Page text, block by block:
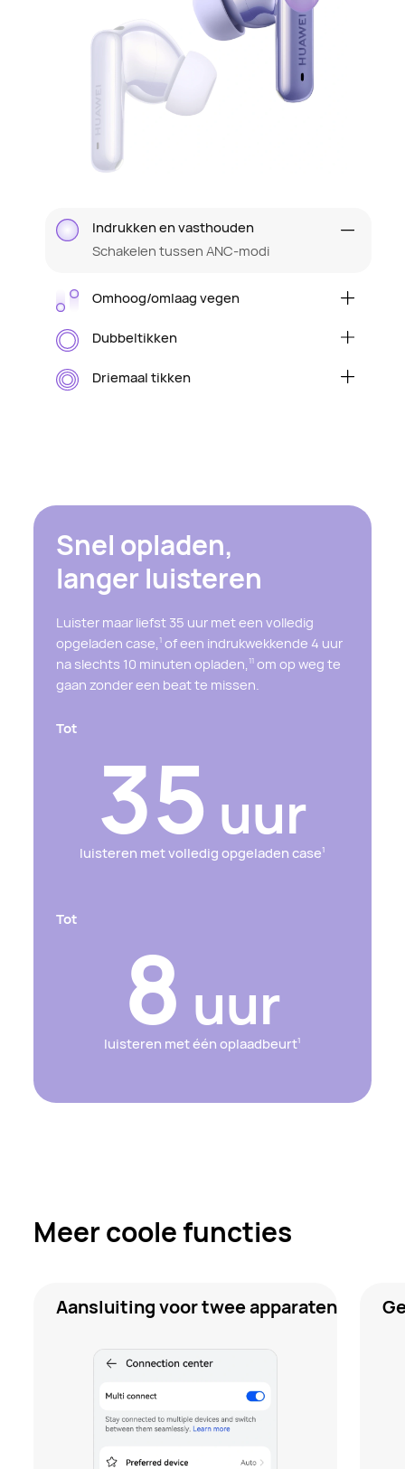
Indrukken en vasthouden
Schakelen tussen ANC-modi
Omhoog/omlaag vegen
Dubbeltikken
beantwoorden/beëindigen
Driemaal tikken
Snel opladen,
langer luisteren
Luister maar liefst 35 uur met een volledig
opgeladen case, 1 of een indrukwekkende 4 uur
na slechts 10 minuten opladen, 11 om op weg te
gaan zonder een beat te missen.
Tot
35 uur
luisteren met volledig opgeladen case1
Tot
8 uur
luisteren met één oplaadbeurt1
Meer coole functies
Aansluiting voor twee apparaten